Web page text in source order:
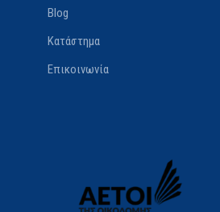
Blog
Κατάστημα
Επικοινωνία